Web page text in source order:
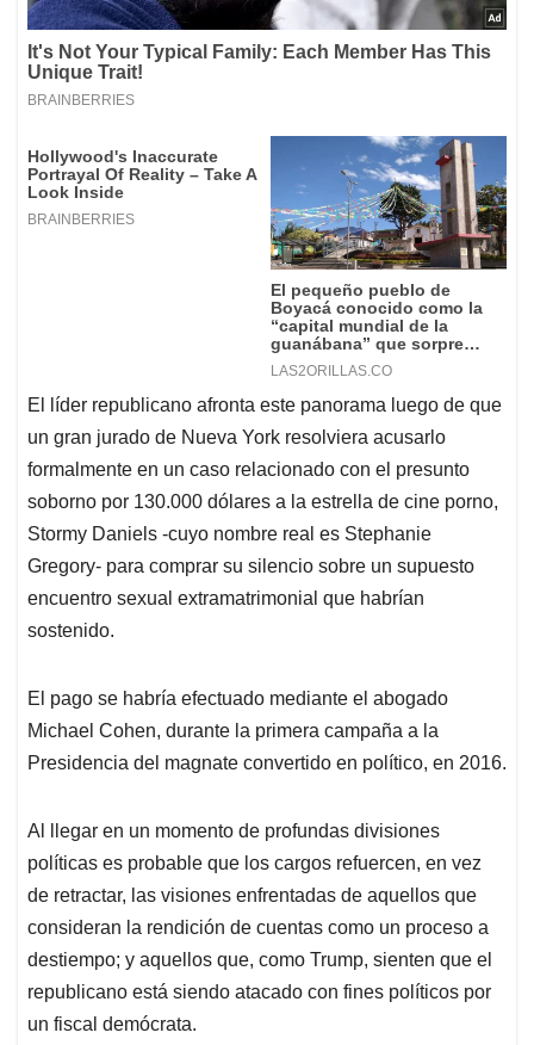
El líder republicano afronta este panorama luego de que
un gran jurado de Nueva York resolviera acusarlo
formalmente en un caso relacionado con el presunto
soborno por 130.000 dólares a la estrella de cine porno,
Stormy Daniels -cuyo nombre real es Stephanie
Gregory- para comprar su silencio sobre un supuesto
encuentro sexual extramatrimonial que habrían
sostenido.
El pago se habría efectuado mediante el abogado
Michael Cohen, durante la primera campaña a la
Presidencia del magnate convertido en político, en 2016.
Al llegar en un momento de profundas divisiones
políticas es probable que los cargos refuercen, en vez
de retractar, las visiones enfrentadas de aquellos que
consideran la rendición de cuentas como un proceso a
destiempo; y aquellos que, como Trump, sienten que el
republicano está siendo atacado con fines políticos por
un fiscal demócrata.